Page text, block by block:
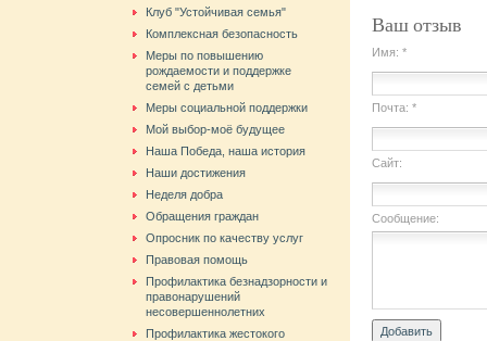
Ваш отзыв
Имя: *
Почта: *
Сайт:
Сообщение:
Клуб "Устойчивая семья"
Комплексная безопасность
Меры по повышению
рождаемости и поддержке
семей с детьми
Меры социальной поддержки
Мой выбор-моё будущее
Наша Победа, наша история
Наши достижения
Неделя добра
Обращения граждан
Опросник по качеству услуг
Правовая помощь
Профилактика безнадзорности и
правонарушений
несовершеннолетних
Профилактика жестокого